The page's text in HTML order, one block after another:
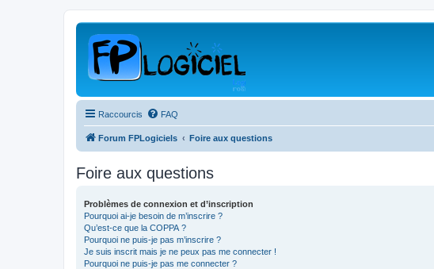
Raccourcis FAQ
Forum FPLogiciels Foire aux questions
Foire aux questions
Problèmes de connexion et d’inscription
Pourquoi ai-je besoin de m’inscrire ?
Qu’est-ce que la COPPA ?
Pourquoi ne puis-je pas m’inscrire ?
Je suis inscrit mais je ne peux pas me connecter !
Pourquoi ne puis-je pas me connecter ?